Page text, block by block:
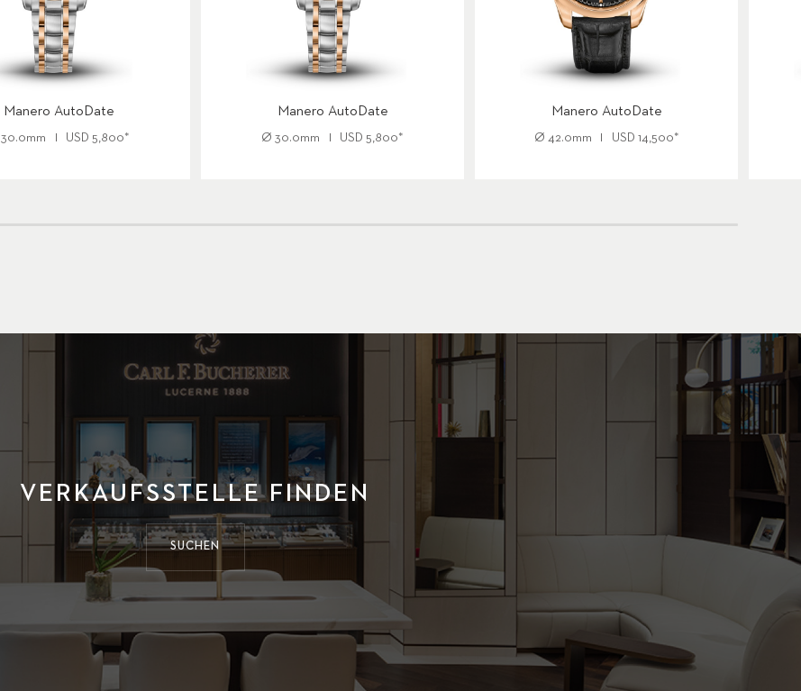
Manero AutoDate
30.0mm USD 5,800*
Manero AutoDate
Ø 30.0mm USD 5,800*
Manero AutoDate
Ø 42.0mm USD 14,500*
VERKAUFSSTELLE FINDEN
SUCHEN